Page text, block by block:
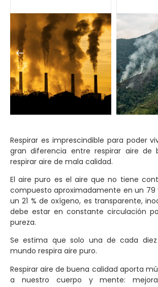
Respirar es imprescindible para poder
gran diferencia entre respirar aire de
respirar aire de mala calidad.
El aire puro es el aire que no tiene
compuesto aproximadamente en un 79
un 21 % de oxígeno, es transparente,
debe estar en constante circulación
pureza.
Se estima que solo una de cada
mundo respira aire puro.
Respirar aire de buena calidad aporta
a nuestro cuerpo y mente: